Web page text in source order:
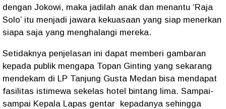
dengan Jokowi, maka jadilah anak dan menantu ‘Raja
Solo’ itu menjadi jawara kekuasaan yang siap menerkan
siapa saja yang menghalangi mereka.
Setidaknya penjelasan ini dapat memberi gambaran
kepada publik mengapa Topan Ginting yang sekarang
mendekam di LP Tanjung Gusta Medan bisa mendapat
fasilitas istimewa sekelas hotel bintang lima. Sampai-
sampai Kepala Lapas gentar kepadanya sehingga